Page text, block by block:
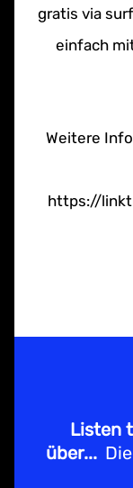
gratis via
einfach
Weitere
https://
Listen
über...